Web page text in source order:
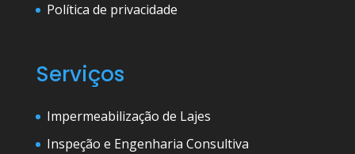
Política de privacidade
Serviços
Impermeabilização de Lajes
Inspeção e Engenharia Consultiva